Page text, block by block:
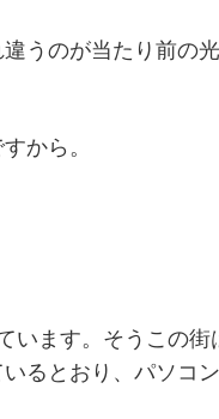
うのが当たり前の光
から。
います。そうこの街
るとおり、パソコ